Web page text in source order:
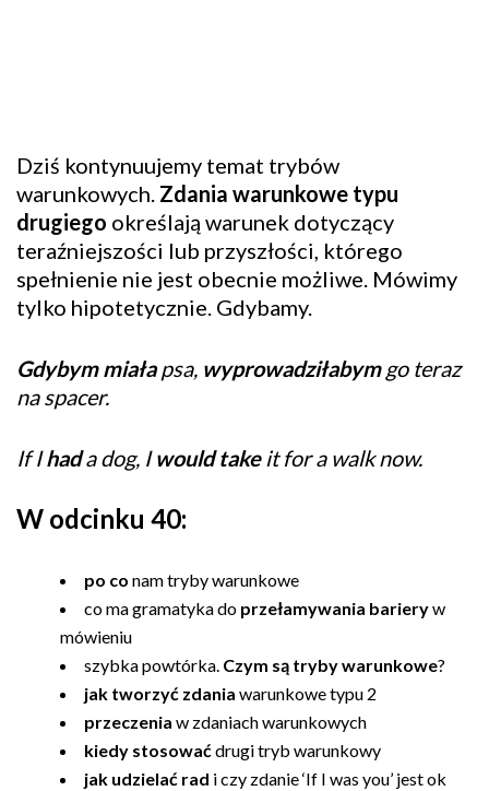
Dziś kontynuujemy temat trybów
warunkowych. Zdania warunkowe typu
drugiego określają warunek dotyczący
teraźniejszości lub przyszłości, którego
spełnienie nie jest obecnie możliwe. Mówimy
tylko hipotetycznie. Gdybamy.
Gdybym miałapsa, wyprowadziłabymgo teraz
na spacer.
If Ihada dog, Iwould takeit for a walk now.
W odcinku 40:
po co nam tryby warunkowe
co ma gramatyka do przełamywania barieryw
mówieniu
szybka powtórka. Czym są tryby warunkowe?
jak tworzyć zdania warunkowe typu 2
przeczenia w zdaniach warunkowych
kiedy stosowaćdrugi tryb warunkowy
jak udzielać rad i czy zdanie ‘If I was you’ jest ok